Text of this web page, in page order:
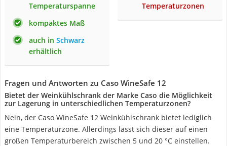
Temperaturspanne
kompaktes Maß
auch in Schwarz
erhältlich
Temperaturzonen
Fragen und Antworten zu Caso WineSafe 12
Bietet der Weinkühlschrank der Marke Caso die Möglichkeit
zur Lagerung in unterschiedlichen Temperaturzonen?
Nein, der Caso WineSafe 12 Weinkühlschrank bietet lediglich
eine Temperaturzone. Allerdings lässt sich dieser auf einen
großen Temperaturbereich zwischen 5 und 20 °C einstellen.